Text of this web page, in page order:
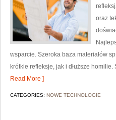
oraz
wsparcie. Szeroka baza materiałów
krótkie refleksje, jak i dłuższe
Read More ]
CATEGORIES: NOWE TECHNOLOGIE